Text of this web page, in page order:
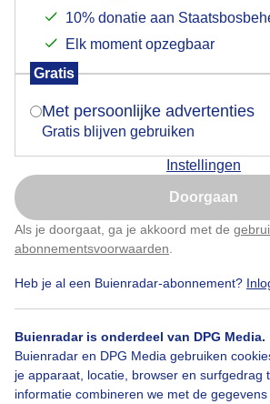
10% donatie aan
Elk moment opzegbaar
Gratis
Met persoonlijke advertenties
Gratis blijven gebruiken
Instellingen
Doorgaan
Als je doorgaat, ga je akkoord met de
abonnementsvoorwaarden
Heb je al een Buienradar-abonnement?
Buienradar is onderdeel van DPG Media.
Buienradar en DPG Media gebruiken
je apparaat, locatie, browser en surfgedrag
informatie combineren we met de
Door: Burry van den Brink Gemaakt: 18-05-
verschijnt er zo een pop-up uit je
Is goed, toon de
Nu niet, misschien
Klik hierom dit aan te